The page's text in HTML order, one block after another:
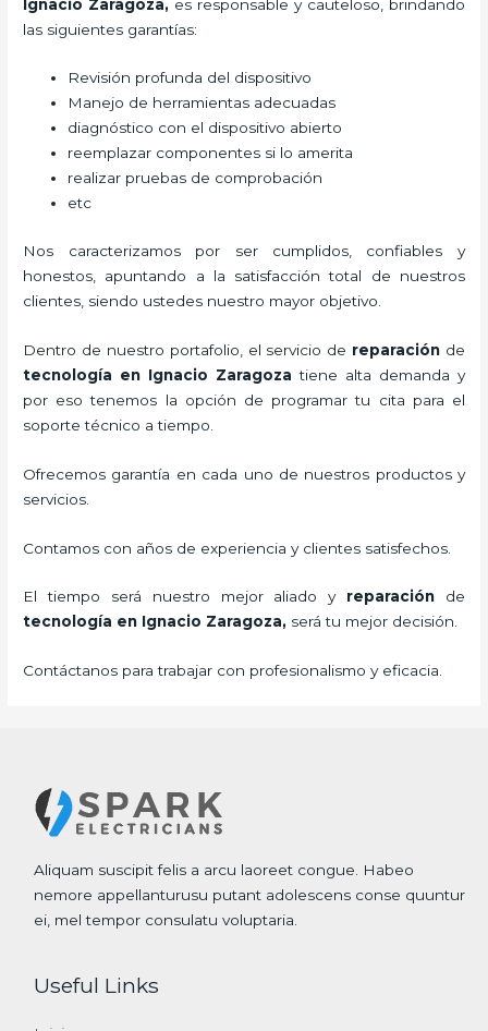
Ignacio Zaragoza, es responsable y cauteloso, brindando
las siguientes garantías:
Revisión profunda del dispositivo
Manejo de herramientas adecuadas
diagnóstico con el dispositivo abierto
reemplazar componentes si lo amerita
realizar pruebas de comprobación
etc
Nos caracterizamos por ser cumplidos, confiables y
honestos, apuntando a la satisfacción total de nuestros
clientes, siendo ustedes nuestro mayor objetivo.
Dentro de nuestro portafolio, el servicio de reparación de
tecnología en Ignacio Zaragoza tiene alta demanda y
por eso tenemos la opción de programar tu cita para el
soporte técnico a tiempo.
Ofrecemos garantía en cada uno de nuestros productos y
servicios.
Contamos con años de experiencia y clientes satisfechos.
El tiempo será nuestro mejor aliado y reparación de
tecnología en Ignacio Zaragoza, será tu mejor decisión.
Contáctanos para trabajar con profesionalismo y eficacia.
Aliquam suscipit felis a arcu laoreet congue. Habeo
nemore appellanturusu putant adolescens conse quuntur
ei, mel tempor consulatu voluptaria.
Useful Links